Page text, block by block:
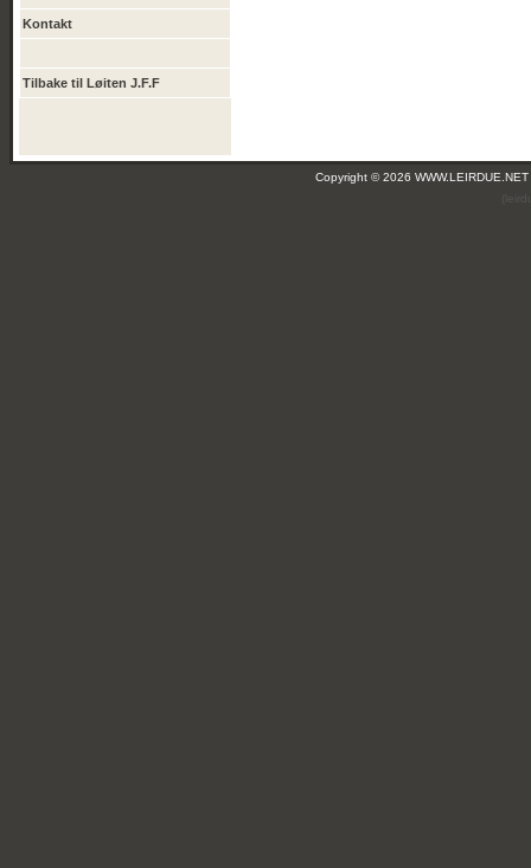
Kontakt
Tilbake til Løiten J.F.F
Copyright © 2026